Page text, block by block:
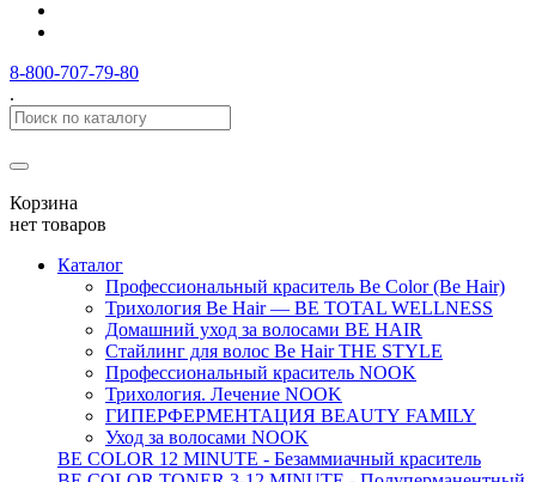
8-800-707-79-80
.
Корзина
нет товаров
Каталог
Профессиональный краситель Be Color (Be Hair)
Трихология Be Hair — BE TOTAL WELLNESS
Домашний уход за волосами BE HAIR
Стайлинг для волос Be Hair THE STYLE
Профессиональный краситель NOOK
Трихология. Лечение NOOK
ГИПЕРФЕРМЕНТАЦИЯ BEAUTY FAMILY
Уход за волосами NOOK
BE COLOR 12 MINUTE - Безаммиачный краситель